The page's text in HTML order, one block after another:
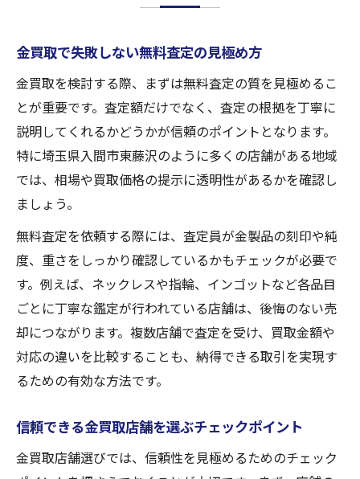
金買取で失敗しない無料査定の見極め方
金買取を検討する際、まずは無料査定の質を見極めるこ
とが重要です。査定額だけでなく、査定の根拠を丁寧に
説明してくれるかどうかが信頼のポイントとなります。
特に埼玉県入間市東藤沢のように多くの店舗がある地域
では、相場や買取価格の提示に透明性があるかを確認し
ましょう。
無料査定を依頼する際には、査定員が金製品の刻印や純
度、重さをしっかり確認しているかもチェックが必要で
す。例えば、ネックレスや指輪、インゴットなど各品目
ごとに丁寧な鑑定が行われている店舗は、後悔のない売
却につながります。複数店舗で査定を受け、買取金額や
対応の違いを比較することも、納得できる取引を実現す
るための有効な方法です。
信頼できる金買取店舗を選ぶチェックポイント
金買取店舗選びでは、信頼性を見極めるためのチェック